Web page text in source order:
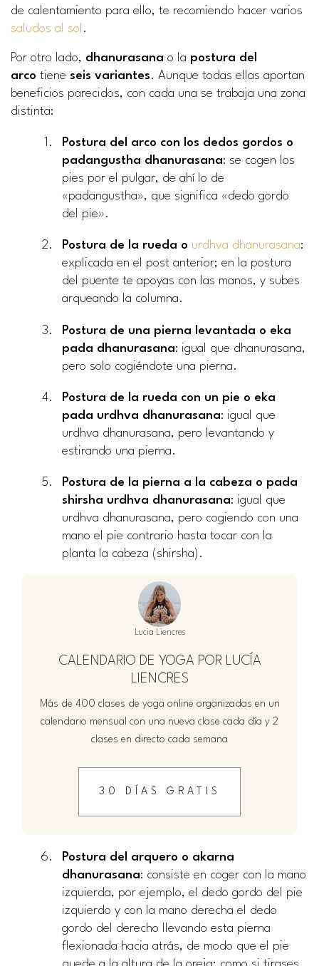
de calentamiento para ello, te recomiendo hacer varios
saludos al sol .
Por otro lado, dhanurasana o la postura del
arco tiene seis variantes. Aunque todas ellas aportan
beneficios parecidos, con cada una se trabaja una zona
distinta:
Postura del arco con los dedos gordos o
padangustha dhanurasana: se cogen los
pies por el pulgar, de ahí lo de
«padangustha», que significa «dedo gordo
del pie».
Postura de la rueda o urdhva dhanurasana:
explicada en el post anterior; en la postura
del puente te apoyas con las manos, y subes
arqueando la columna.
Postura de una pierna levantada o eka
pada dhanurasana: igual que dhanurasana,
pero solo cogiéndote una pierna.
Postura de la rueda con un pie o eka
pada urdhva dhanurasana: igual que
urdhva dhanurasana, pero levantando y
estirando una pierna.
Postura de la pierna a la cabeza o pada
shirsha urdhva dhanurasana: igual que
urdhva dhanurasana, pero cogiendo con una
mano el pie contrario hasta tocar con la
planta la cabeza (shirsha).
Lucia Liencres
CALENDARIO DE YOGA POR LUCÍA
LIENCRES
Más de 400 clases de yoga online organizadas en un
calendario mensual con una nueva clase cada día y 2
clases en directo cada semana
30 DÍAS GRATIS
Postura del arquero o akarna
dhanurasana: consiste en coger con la mano
izquierda, por ejemplo, el dedo gordo del pie
izquierdo y con la mano derecha el dedo
gordo del derecho llevando esta pierna
flexionada hacia atrás, de modo que el pie